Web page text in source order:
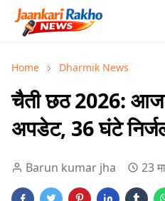
Home Dharmik News
चैती छठ 2026: आज
अपडेट, 36 घंटे
Barun kumar jha 23